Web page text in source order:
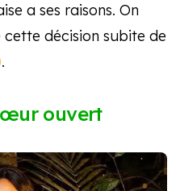
a ses raisons. On
décision subite de
ouvert